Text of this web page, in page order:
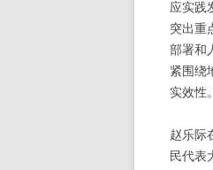
应实践
突出重
部署和
紧围绕
实效性。
赵乐际
民代表